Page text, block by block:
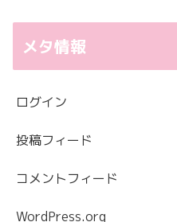
メタ情報
ログイン
投稿フィード
コメントフィード
WordPress.org